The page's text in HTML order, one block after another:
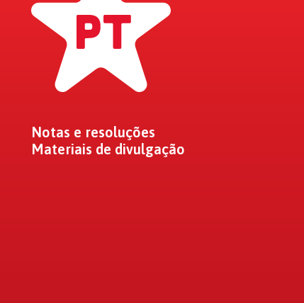
Notas e resoluções
Materiais de divulgação